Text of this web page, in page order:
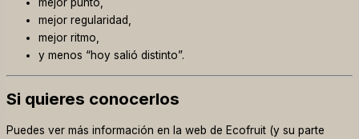
mejor punto,
mejor regularidad,
mejor ritmo,
y menos “hoy salió distinto”.
Si quieres conocerlos
Puedes ver más información en la web de Ecofruit (y su parte